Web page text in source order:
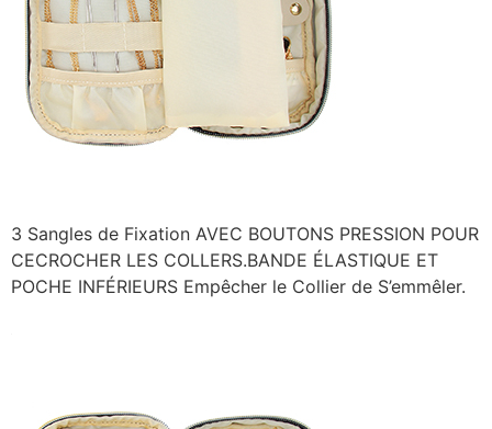
3 Sangles de Fixation AVEC BOUTONS PRESSION POUR
CECROCHER LES COLLERS.BANDE ÉLASTIQUE ET
POCHE INFÉRIEURS Empêcher le Collier de S’emmêler.